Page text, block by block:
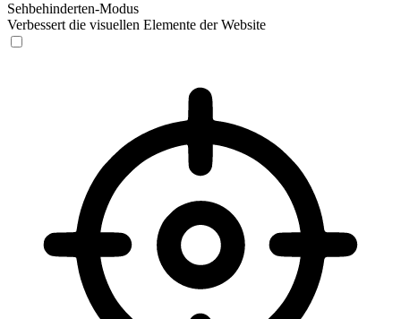
Sehbehinderten-Modus
Verbessert die visuellen Elemente der Website